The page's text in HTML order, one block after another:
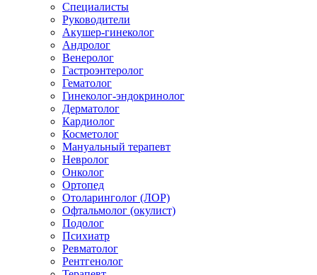
Специалисты
Руководители
Акушер-гинеколог
Андролог
Венеролог
Гастроэнтеролог
Гематолог
Гинеколог-эндокринолог
Дерматолог
Кардиолог
Косметолог
Мануальный терапевт
Невролог
Онколог
Ортопед
Отоларинголог (ЛОР)
Офтальмолог (окулист)
Подолог
Психиатр
Ревматолог
Рентгенолог